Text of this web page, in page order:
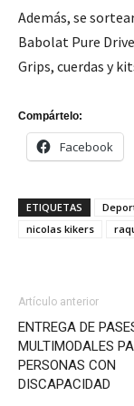
Además, se
Babolat Pure
Grips, cuerdas y
Compártelo:
Facebook
ETIQUETAS
nicolas kikers
Artículo anterior
ENTREGA DE
MULTIMODALES
PERSONAS CON
DISCAPACIDAD